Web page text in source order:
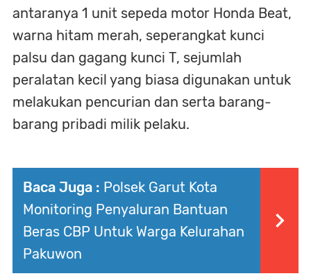
antaranya 1 unit sepeda motor Honda Beat,
warna hitam merah, seperangkat kunci
palsu dan gagang kunci T, sejumlah
peralatan kecil yang biasa digunakan untuk
melakukan pencurian dan serta barang-
barang pribadi milik pelaku.
Baca Juga : Polsek Garut Kota
Monitoring Penyaluran Bantuan
Beras CBP Untuk Warga Kelurahan
Pakuwon